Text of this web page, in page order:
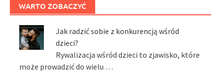
WARTO ZOBACZYĆ
Jak radzić sobie z konkurencją wśród
dzieci?
Rywalizacja wśród dzieci to zjawisko, które
może prowadzić do wielu …